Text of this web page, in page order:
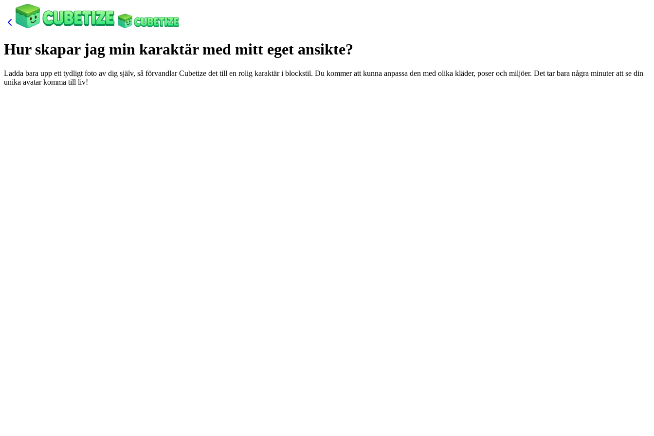
Hur skapar jag min karaktär med mitt eget ansikte?
Ladda bara upp ett tydligt foto av dig själv, så förvandlar Cubetize det till en rolig karaktär i blockstil. Du kommer att kunna anpassa den med olika kläder, poser och miljöer. Det tar bara några minuter att se din
unika avatar komma till liv!